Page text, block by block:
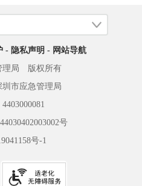
- 隐私声明 - 网站导航
理局 版权所有
圳市应急管理局
号
号-1